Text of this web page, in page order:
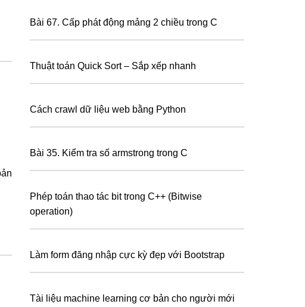
Bài 67. Cấp phát động mảng 2 chiều trong C
Thuật toán Quick Sort – Sắp xếp nhanh
Cách crawl dữ liệu web bằng Python
Bài 35. Kiểm tra số armstrong trong C
Phép toán thao tác bit trong C++ (Bitwise
operation)
Làm form đăng nhập cực kỳ đẹp với Bootstrap
Tài liệu machine learning cơ bản cho người mới